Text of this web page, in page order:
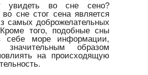
увидеть во сне сено?
во сне стог сена является
самых доброжелательных
того, подобные сны
себе море информации,
значительным образом
на происходящую